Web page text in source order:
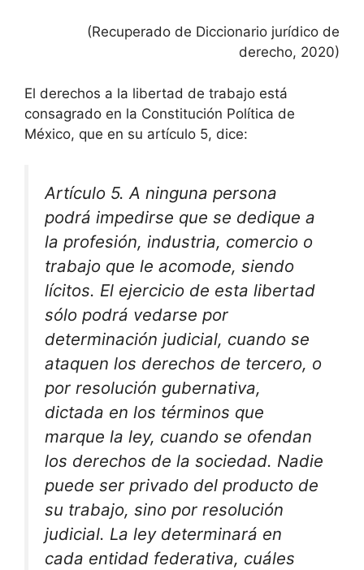
(Recuperado de Diccionario jurídico de
derecho, 2020)
El derechos a la libertad de trabajo está
consagrado en la Constitución Política de
México, que en su artículo 5, dice:
Artículo 5. A ninguna persona
podrá impedirse que se dedique a
la profesión, industria, comercio o
trabajo que le acomode, siendo
lícitos. El ejercicio de esta libertad
sólo podrá vedarse por
determinación judicial, cuando se
ataquen los derechos de tercero, o
por resolución gubernativa,
dictada en los términos que
marque la ley, cuando se ofendan
los derechos de la sociedad. Nadie
puede ser privado del producto de
su trabajo, sino por resolución
judicial. La ley determinará en
cada entidad federativa, cuáles